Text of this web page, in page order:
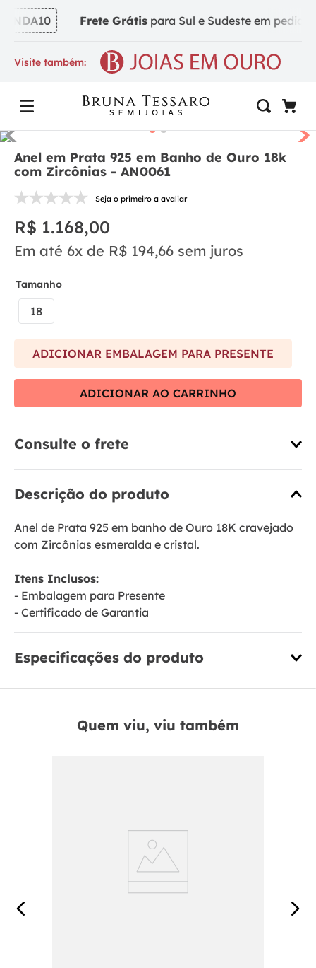
Frete Grátispara Sul e Sudeste em pedidos
Visite também:
Anel em Prata 925 em Banho de Ouro 18k
com Zircônias - AN0061
Seja o primeiro a avaliar
R$ 1.168,00
Em até 6x de R$ 194,66 sem juros
Tamanho
18
ADICIONAR EMBALAGEM PARA PRESENTE
ADICIONAR AO CARRINHO
Consulte o frete
Descrição do produto
Anel de Prata 925 em banho de Ouro 18K cravejado
com Zircônias esmeralda e cristal.
Itens Inclusos:
- Embalagem para Presente
- Certificado de Garantia
Especificações do produto
Quem viu, viu também